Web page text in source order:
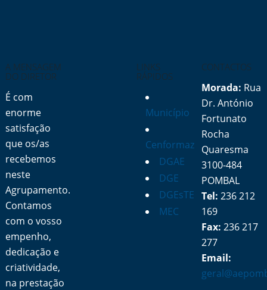
A MENSAGEM
DO DIRETOR
É com
enorme
satisfação
que os/as
recebemos
neste
Agrupamento.
Contamos
com o vosso
empenho,
dedicação e
criatividade,
na prestação
LINKS
RÁPIDOS
Município
Cenformaz
DGAE
DGE
DGEsTE
MEC
CONTACTOS
Morada: Rua
Dr. António
Fortunato
Rocha
Quaresma
3100-484
POMBAL
Tel: 236 212
169
Fax: 236 217
277
Email: